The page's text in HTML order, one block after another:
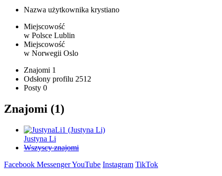
Nazwa użytkownika krystiano
Miejscowość
w Polsce Lublin
Miejscowość
w Norwegii Oslo
Znajomi 1
Odsłony profilu 2512
Posty 0
Znajomi (1)
Justyna Li
Wszyscy znajomi
Facebook MessengerYouTube Instagram TikTok